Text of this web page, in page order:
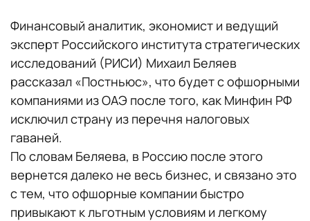
Финансовый аналитик, экономист и ведущий
эксперт Российского института стратегических
исследований (РИСИ) Михаил Беляев
рассказал «Постньюс», что будет с офшорными
компаниями из ОАЭ после того, как Минфин РФ
исключил страну из перечня налоговых
гаваней.
По словам Беляева, в Россию после этого
вернется далеко не весь бизнес, и связано это
с тем, что офшорные компании быстро
привыкают к льготным условиям и легкому